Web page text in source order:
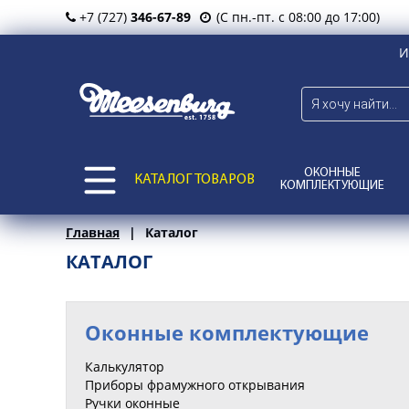
+7 (727) 346-67-89 (С пн.-пт. с 08:00 до 17:00)
КАТАЛОГ ТОВАРОВ
ОКОННЫЕ
КОМПЛЕКТУЮЩИЕ
Главная Каталог
КАТАЛОГ
Оконные комплектующие
Калькулятор
Приборы фрамужного открывания
Ручки оконные